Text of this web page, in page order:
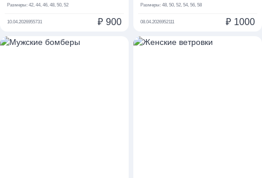
Размеры: 42, 44, 46, 48, 50, 52
10.04.2026955731 ₽ 900
Размеры: 48, 50, 52, 54, 56, 58
08.04.2026952111 ₽ 1000